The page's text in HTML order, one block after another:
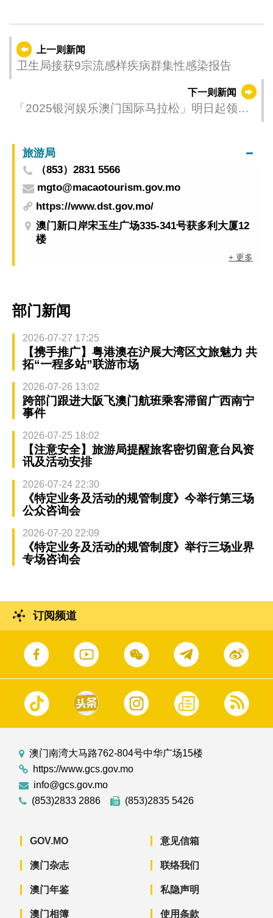
上一则新闻
卫生局接获9宗流感样疾病群集性感染报告
下一则新闻
「2025银河娱乐澳门国际马拉松」明日起领取
旅游局
（853）2831 5566
mgto@macaotourism.gov.mo
https://www.dst.gov.mo/
澳门新口岸宋玉生广场335-341号获多利大厦12
楼
+ 更多
部门新闻
2026-07-27 17:25
【携手推广】粤港澳在沪展大湾区文旅魅力 共
拓“一程多站”联游市场
2026-07-26 13:02
跨部门跟进大阪飞澳门航班乘客滞留广西南宁
事件
2026-07-25 18:02
【注意安全】旅游局提醒旅客密切留意台风资
讯及活动安排
2026-07-24 22:30
《特定业务及活动的规管制度》今举行第三场
公众咨询会
2026-07-20 22:09
《特定业务及活动的规管制度》举行三场业界
专场咨询会
订阅频道
澳门南湾大马路762-804号中华广场15楼
https://www.gcs.gov.mo
info@gcs.gov.mo
(853)2833 2886
(853)2835 5426
GOV.MO
澳门杂志
澳门年鉴
澳门相簿
意见信箱
联络我们
私隐声明
使用条款